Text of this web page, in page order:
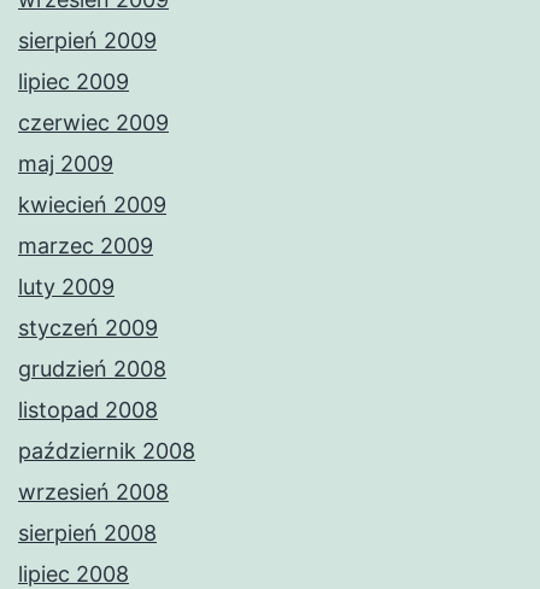
sierpień 2009
lipiec 2009
czerwiec 2009
maj 2009
kwiecień 2009
marzec 2009
luty 2009
styczeń 2009
grudzień 2008
listopad 2008
październik 2008
wrzesień 2008
sierpień 2008
lipiec 2008